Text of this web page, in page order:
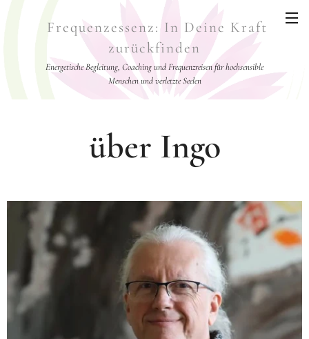
Frequenzessenz: In Deine Kraft
zurückfinden
Energetische Begleitung, Coaching und Frequenzreisen für hochsensible
Menschen und verletzte Seelen
über Ingo